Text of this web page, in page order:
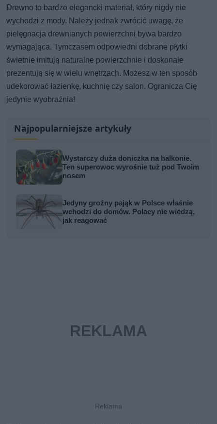
Drewno to bardzo elegancki materiał, który nigdy nie
wychodzi z mody. Należy jednak zwrócić uwagę, że
pielęgnacja drewnianych powierzchni bywa bardzo
wymagająca. Tymczasem odpowiedni dobrane płytki
świetnie imitują naturalne powierzchnie i doskonale
prezentują się w wielu wnętrzach. Możesz w ten sposób
udekorować łazienkę, kuchnię czy salon. Ogranicza Cię
jedynie wyobraźnia!
Najpopularniejsze artykuły
Wystarczy duża doniczka na balkonie.
Ten superowoc wyrośnie tuż pod Twoim
nosem
Jedyny groźny pająk w Polsce właśnie
wchodzi do domów. Polacy nie wiedzą,
jak reagować